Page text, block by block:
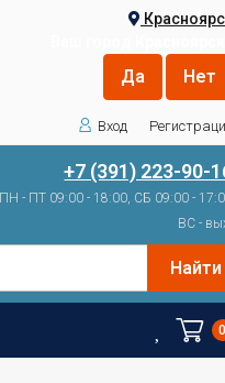
Вход
+7 (391) 223-90-
ПН - ПТ 09:00 - 18:00, СБ 09:00 -
ВС -
Найти